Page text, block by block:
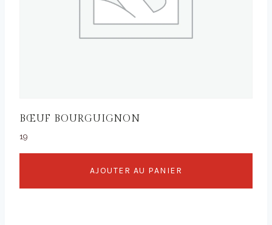
BŒUF BOURGUIGNON
19
AJOUTER AU PANIER